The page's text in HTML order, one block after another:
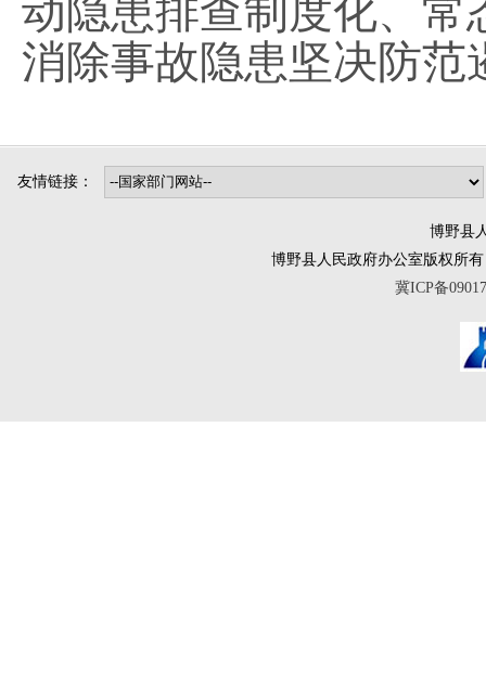
动隐患排查制度化、
消除事故隐患坚决防范
友情链接：
博野县
博野县人民政府办公室版权所有
冀ICP备